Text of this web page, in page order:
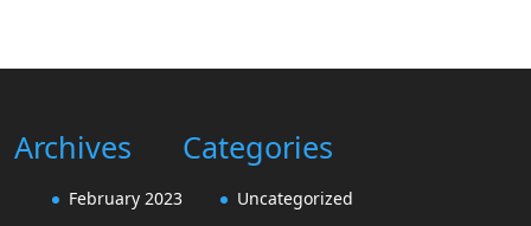
Archives
February 2023
Categories
Uncategorized